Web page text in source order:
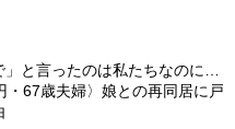
」と言ったのは私たちなのに…
・67歳夫婦〉娘との再同居に戸